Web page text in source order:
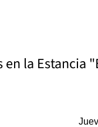
la Estancia